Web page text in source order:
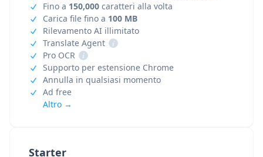
Starter
Fino a 150,000 caratteri alla volta
Carica file fino a 100 MB
Rilevamento AI illimitato
Translate Agent
i
Pro OCR
i
Supporto per estensione Chrome
Annulla in qualsiasi momento
Ad free
Altro →